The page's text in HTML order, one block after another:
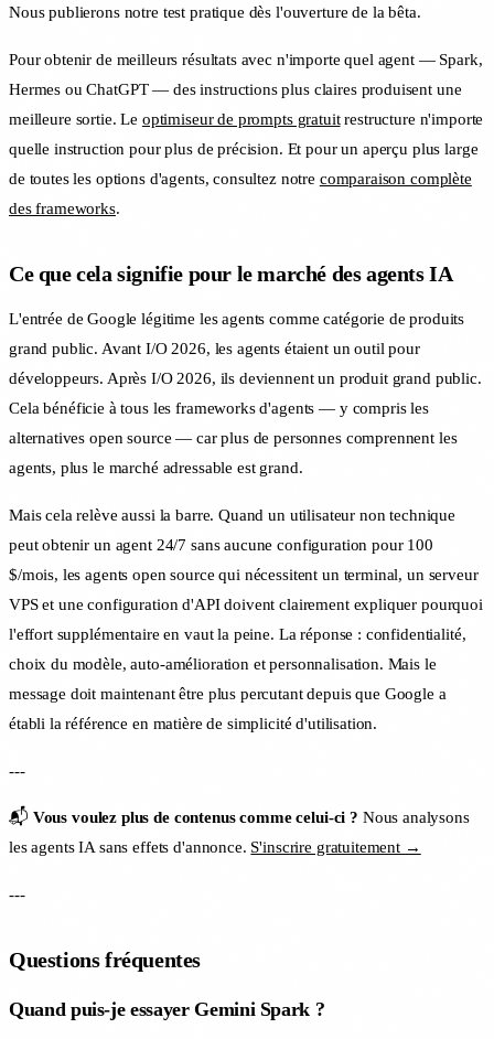
Nous publierons notre test pratique dès l'ouverture de la bêta.
Pour obtenir de meilleurs résultats avec n'importe quel agent — Spark,
Hermes ou ChatGPT — des instructions plus claires produisent une
meilleure sortie. Le optimiseur de prompts gratuitrestructure n'importe
quelle instruction pour plus de précision. Et pour un aperçu plus large
de toutes les options d'agents, consultez notre comparaison complète
des frameworks.
Ce que cela signifie pour le marché des agents IA
L'entrée de Google légitime les agents comme catégorie de produits
grand public. Avant I/O 2026, les agents étaient un outil pour
développeurs. Après I/O 2026, ils deviennent un produit grand public.
Cela bénéficie à tous les frameworks d'agents — y compris les
alternatives open source — car plus de personnes comprennent les
agents, plus le marché adressable est grand.
Mais cela relève aussi la barre. Quand un utilisateur non technique
peut obtenir un agent 24/7 sans aucune configuration pour 100
$/mois, les agents open source qui nécessitent un terminal, un serveur
VPS et une configuration d'API doivent clairement expliquer pourquoi
l'effort supplémentaire en vaut la peine. La réponse : confidentialité,
choix du modèle, auto-amélioration et personnalisation. Mais le
message doit maintenant être plus percutant depuis que Google a
établi la référence en matière de simplicité d'utilisation.
---
📬 Vous voulez plus de contenus comme celui-ci ? Nous analysons
les agents IA sans effets d'annonce. S'inscrire gratuitement →
---
Questions fréquentes
Quand puis-je essayer Gemini Spark ?